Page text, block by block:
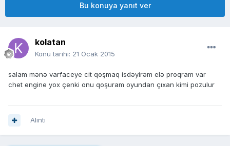
Bu konuya yanıt ver
kolatan
Konu tarihi: 21 Ocak 2015
salam mənə varfaceye cit qoşmaq isdəyirəm elə proqram var
chet engine yox çenki onu qoşuram oyundan çıxan kimi pozulur
Alıntı